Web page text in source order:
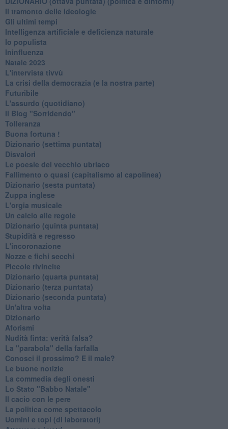
Il tramonto delle ideologie
Gli ultimi tempi
Intelligenza artificiale e deficienza naturale
Io populista
Ininfluenza
Natale 2023
L'intervista tivvù
La crisi della democrazia (e la nostra parte)
Futuribile
L'assurdo (quotidiano)
Il Blog "Sorridendo"
Tolleranza
Buona fortuna !
​Dizionario (settima puntata)
Disvalori
Le poesie del vecchio ubriaco
Fallimento o quasi (capitalismo al capolinea)
Dizionario (sesta puntata)
Zuppa inglese
L'orgia musicale
Un calcio alle regole
Dizionario (quinta puntata)
Stupidità e regresso
L'incoronazione
Nozze e fichi secchi
Piccole rivincite
​Dizionario (quarta puntata)
​Dizionario (terza puntata)
​Dizionario (seconda puntata)
Un'altra volta
Dizionario
Aforismi
Nudità finta: verità falsa?
La "parabola" della farfalla
Conosci il prossimo? E il male?
Le buone notizie
La commedia degli onesti
Lo Stato "Babbo Natale"
Il cacio con le pere
La politica come spettacolo
Uomini e topi (di laboratori)